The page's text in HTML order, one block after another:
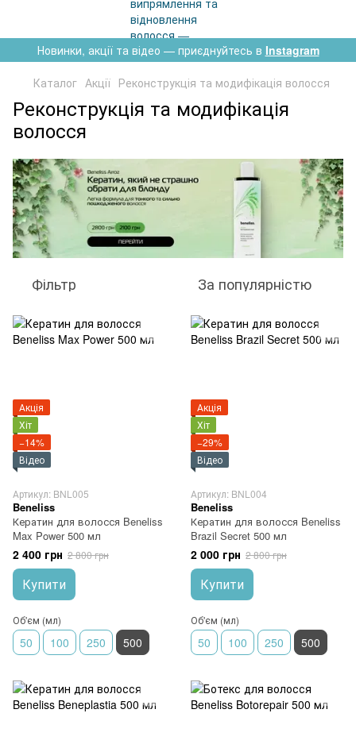
Новинки, акції та відео — приєднуйтесь в Instagram
Каталог Акції Реконструкція та модифікація волосся
Реконструкція та модифікація
волосся
Фільтр За популярністю
Акція
Хіт
−14%
Відео
Артикул: BNL005
Beneliss
Кератин для волосся Beneliss
Max Power 500 мл
2 400 грн 2 800 грн
Купити
Об'єм (мл)
50 100 250 500
Акція
Хіт
−29%
Відео
Артикул: BNL004
Beneliss
Кератин для волосся Beneliss
Brazil Secret 500 мл
2 000 грн 2 800 грн
Купити
Об'єм (мл)
50 100 250 500